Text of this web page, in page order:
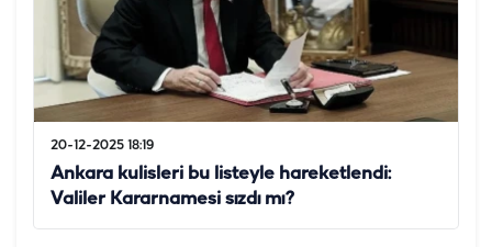
20-12-2025 18:19
Ankara kulisleri bu listeyle hareketlendi:
Valiler Kararnamesi sızdı mı?